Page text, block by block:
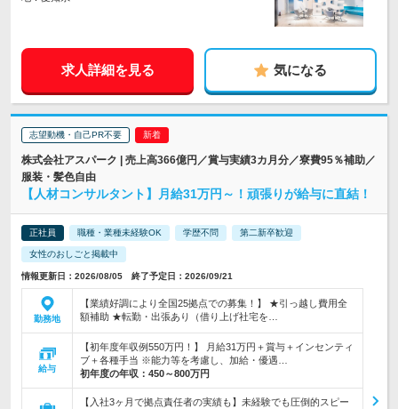
求人詳細を見る 気になる
志望動機・自己PR不要
株式会社アスパーク | 売上高366億円／賞与実績3カ月分／寮費95％補助／
服装・髪色自由
【人材コンサルタント】月給31万円～！頑張りが給与に直結！
正社員 職種・業種未経験OK 学歴不問 第二新卒歓迎
女性のおしごと掲載中
情報更新日：2026/08/05 終了予定日：2026/09/21
勤務地
【業績好調により全国25拠点での募集！】 ★引っ越し費用全
額補助 ★転勤・出張あり（借り上げ社宅を…
給与
【初年度年収例550万円！】 月給31万円＋賞与＋インセンティ
ブ＋各種手当 ※能力等を考慮し、加給・優遇…
初年度の年収： 450～800万円
【入社3ヶ月で拠点責任者の実績も】未経験でも圧倒的スピー